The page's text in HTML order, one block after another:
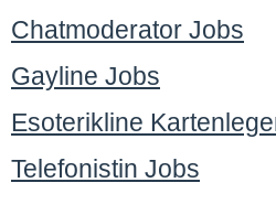
Chatmoderator Jobs
Gayline Jobs
Esoterikline
Telefonistin Jobs